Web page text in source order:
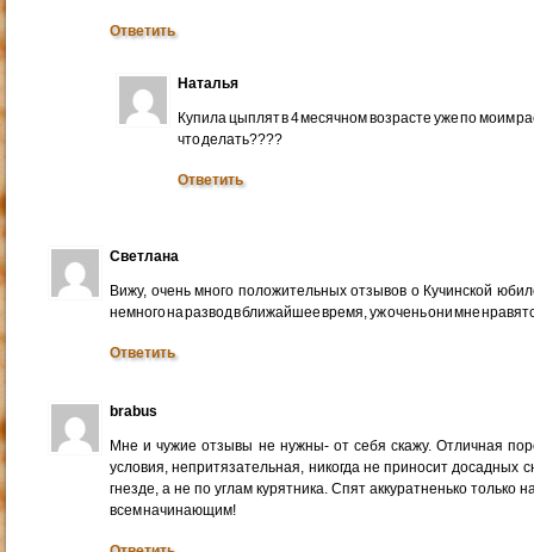
Ответить
Наталья
Купила цыплят в 4 месячном возрасте уже по моим
что делать????
Ответить
Светлана
Вижу, очень много положительных отзывов о Кучинской
немного на развод в ближайшее время, уж очень они мне
Ответить
brabus
Мне и чужие отзывы не нужны- от себя скажу. Отличная
условия, непритязательная, никогда не приносит досадных
гнезде, а не по углам курятника. Спят аккуратненько только
всем начинающим!